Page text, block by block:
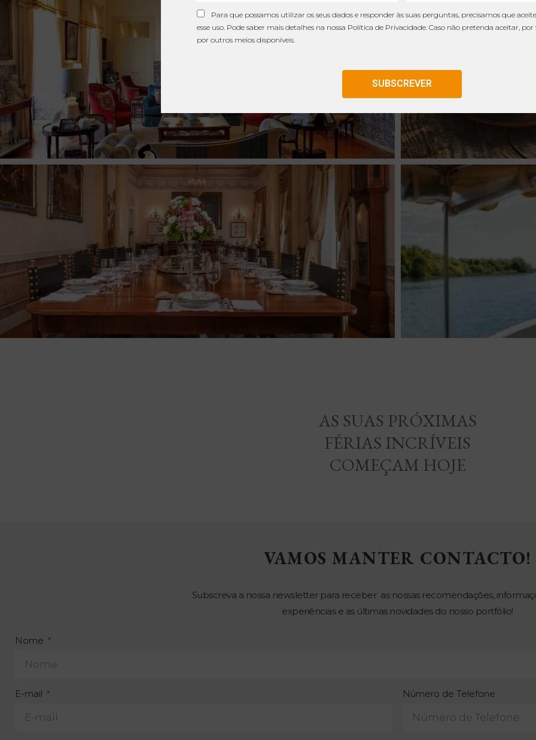
AS SUAS PRÓXIMAS
FÉRIAS INCRÍVEIS
COMEÇAM HOJE
VAMOS MANTER CONTACTO!
Subscreva a nossa newsletter para receber as nossas recomendações,
experiências e as últimas novidades do nosso portfólio!
Nome
E-mail Número de Telefone
Para que possamos utilizar os seus dados e responder às suas perguntas, precisamos que
esse uso. Pode saber mais detalhes na nossa Política de Privacidade. Caso não pretenda aceitar,
por outros meios disponíveis.
SUBSCREVER